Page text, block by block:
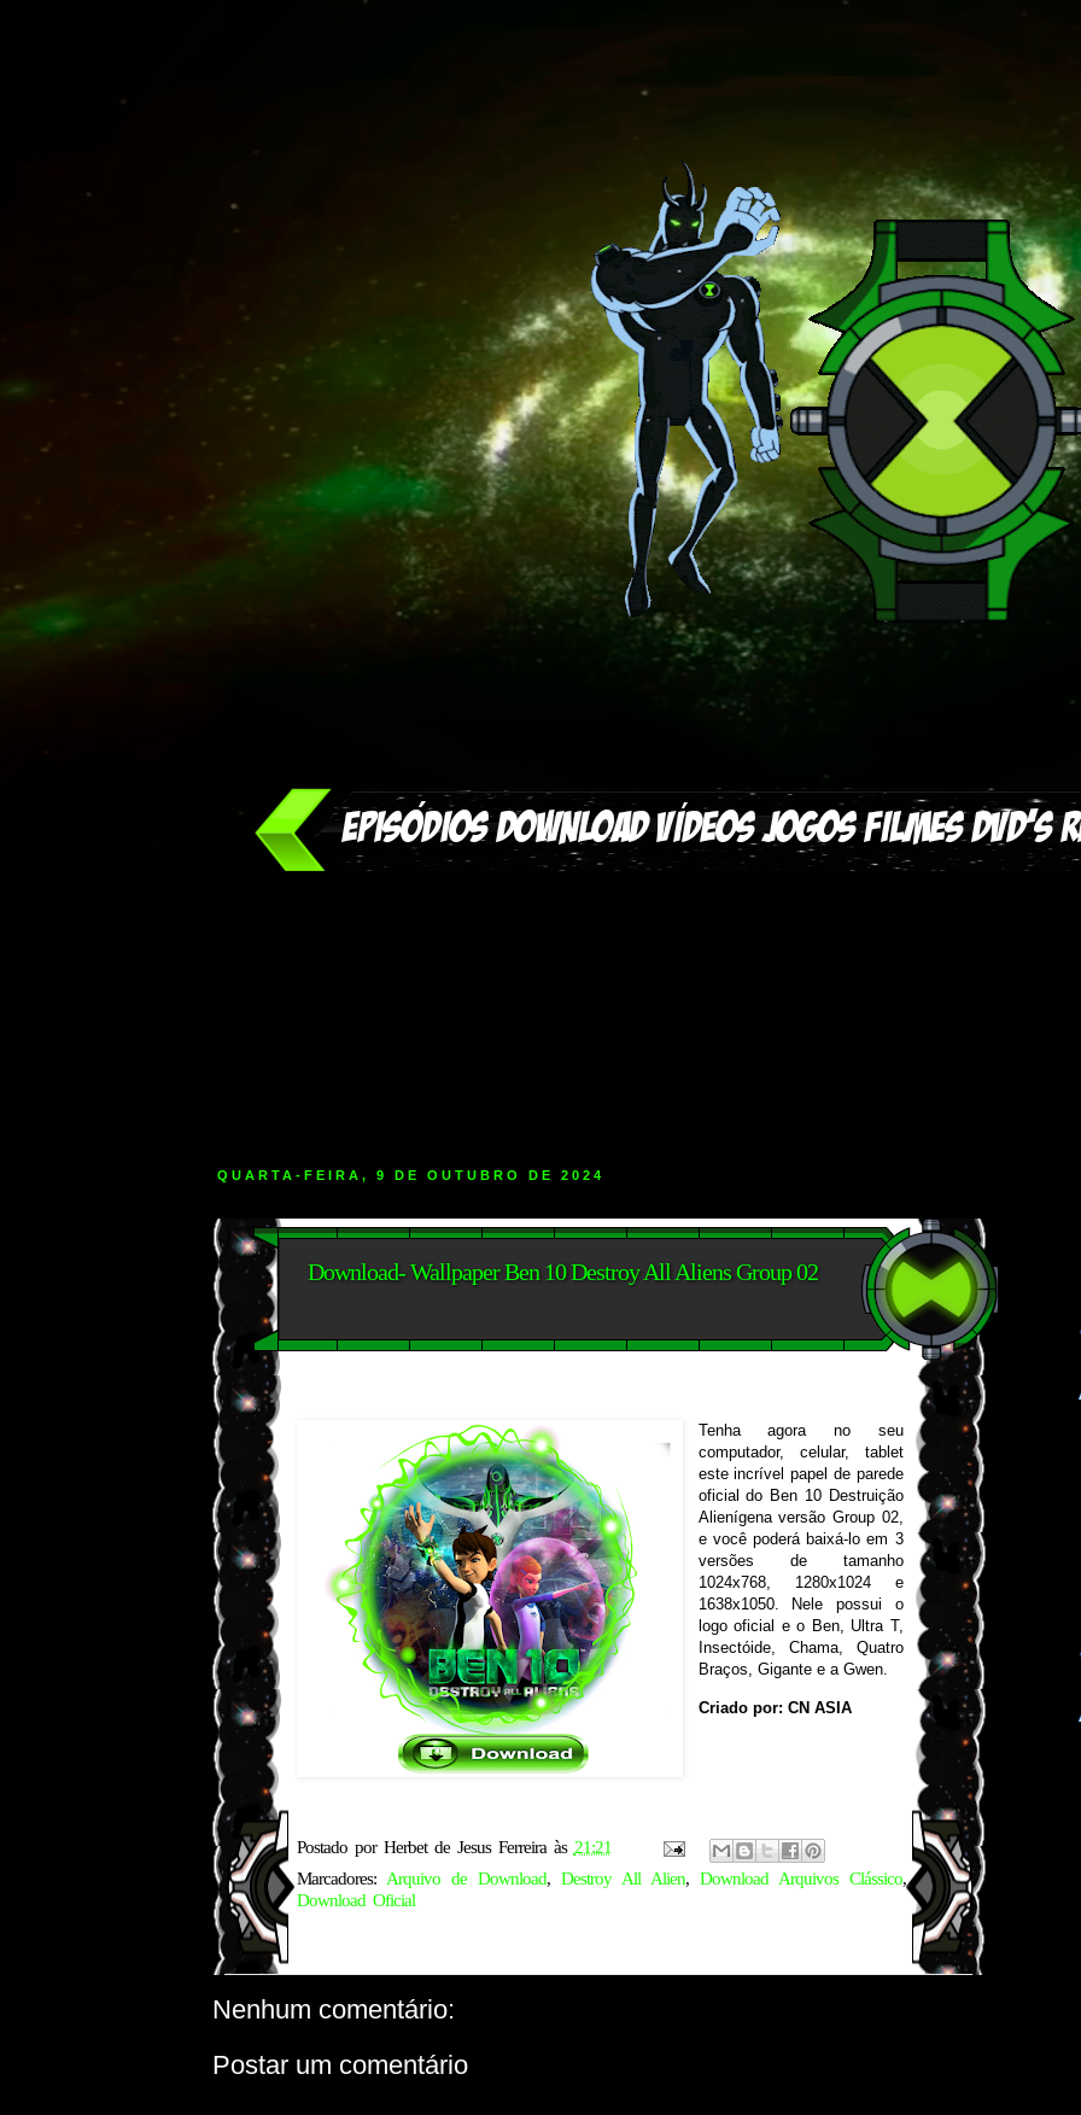
QUARTA-FEIRA, 9 DE OUTUBRO DE 2024
Download- Wallpaper Ben 10 Destroy All Aliens Group 02
Tenha agora no seu
computador, celular, tablet
este incrível papel de parede
oficial do Ben 10 Destruição
Alienígena versão Group 02,
e você poderá baixá-lo em 3
versões de tamanho
1024x768, 1280x1024 e
1638x1050. Nele possui o
logo oficial e o Ben, Ultra T,
Insectóide, Chama, Quatro
Braços, Gigante e a Gwen.
Criado por: CN ASIA
Postado por Herbet de Jesus Ferreira às 21:21
Marcadores: Arquivo de Download, Destroy All Alien, Download Arquivos Clássico,
Download Oficial
Nenhum comentário:
Postar um comentário